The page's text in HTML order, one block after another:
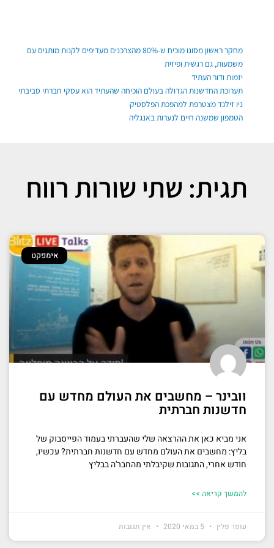
מחקר ראשון מסוגו מוכיח ש-80% מהצרכנים מעדיפים לקנות מותגים עם
משמעות, גם רגשית ופיזית
יזמות ודור העתיד
תערוכת החדשנות הגדולה בעולם הוכיחה שהעתיד הוא עסקי חברתי סביבתי
ניו זילנד מצטרפת למהפכת הפלסטיק
הטמפון שמשנה חיים לנערות באנגליה
תגית: שתי שורות רווח
אימפקט
וובינר – מחשבים את העולם מחדש עם
חדשנות חברתית
אני מביא כאן את ההרצאה שלי שהעברתי בעמוד הפייסבוק של
בליץ: מחשבים את העולם מחדש עם חדשנות חברתית? עכשיו,
חודש אחרי, התגובות שקיבלתי מהחבר'ה בבליץ
להמשך קריאה >>
עופר פלין אין תגובות